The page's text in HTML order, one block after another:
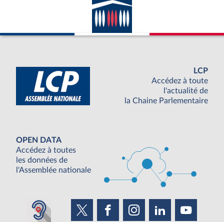
LCP
Accédez à toute
l'actualité de
la Chaine Parlementaire
OPEN DATA
Accédez à toutes
les données de
l'Assemblée nationale